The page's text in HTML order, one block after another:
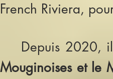
French Riviera,
Depuis 2020, il
Mouginoises et le